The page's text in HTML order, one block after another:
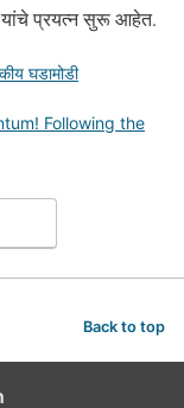
यांचे प्रयत्न सुरू आहेत.
घडामोडी
Following the
Back to top